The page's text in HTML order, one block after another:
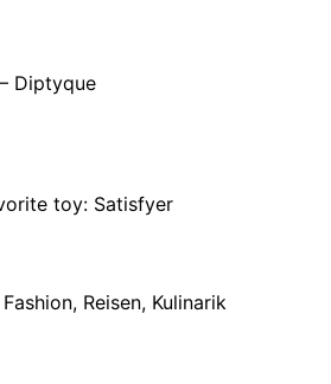
Diptyque
toy: Satisfyer
Reisen, Kulinarik